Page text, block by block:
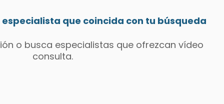
que coincida con tu búsqueda
o busca especialistas que ofrezcan vídeo
consulta.